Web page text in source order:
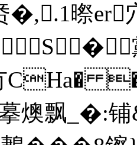
暩er

CHa� �/
飘_�:铺